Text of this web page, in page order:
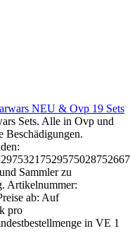
NEU & Ovp 19 Sets
Sets. Alle in Ovp und
Beschädigungen.
Sammler zu
Artikelnummer:
ab: Auf
pro
in VE 1